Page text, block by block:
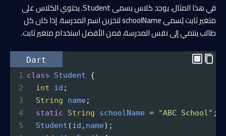
في هذا المثال، يوجد كلاس يسمى Student. يحتوي الكلاس على
متغير ثابت يُسمى schoolName لتخزين اسم المدرسة. إذا كان كل
طالب ينتمي إلى نفس المدرسة، فمن الأفضل استخدام متغير ثابت.
Dart
1 class Student {
2
int id ;
3
String name;
4
static String schoolName = "ABC School" ;
5
Student (id , name);